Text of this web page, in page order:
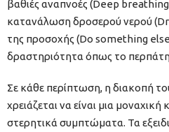
βαθιές αναπνοές (Deep
κατανάλωση δροσερού νερού
της προσοχής (Do something
δραστηριότητα όπως το
Σε κάθε περίπτωση, η διακοπή
χρειάζεται να είναι μια
στερητικά συμπτώματα. Τα